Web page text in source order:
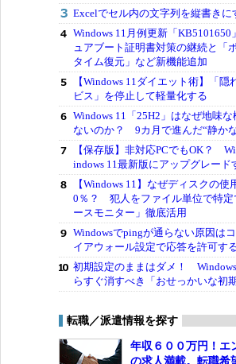
Excelでセル内の文字列を縦書きに
Windows 11月例更新「KB5101650
ュアブート証明書対策の継続と「
タイム復元」など新機能追加
【Windows 11ダイエット術】「隠
ビス」を停止して軽量化する
Windows 11「25H2」はなぜ地味
ないのか？ 9カ月で進んだ“静か
【保存版】非対応PCでもOK？
indows 11最新版にアップグレード
【Windows 11】なぜディスクの使
0％？ 犯人をファイル単位で特定
ースモニター」徹底活用
Windowsでpingが通らない原因は
イアウォール設定で応答を許可す
初期設定のままはダメ！
らすぐ消すべき「おせっかいな初
転職／派遣情報を探す
年収６００万円！エ
の求人満載。転職希